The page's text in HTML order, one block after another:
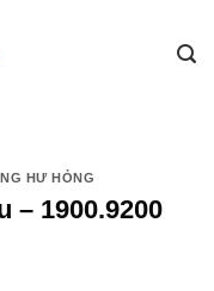
HƯ HỎNG
– 1900.9200